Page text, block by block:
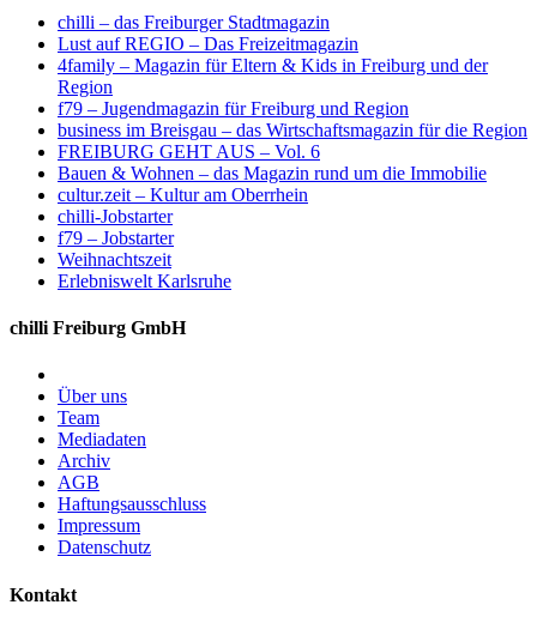
chilli – das Freiburger Stadtmagazin
Lust auf REGIO – Das Freizeitmagazin
4family – Magazin für Eltern & Kids in Freiburg und der
Region
f79 – Jugendmagazin für Freiburg und Region
business im Breisgau – das Wirtschaftsmagazin für die Region
FREIBURG GEHT AUS – Vol. 6
Bauen & Wohnen – das Magazin rund um die Immobilie
cultur.zeit – Kultur am Oberrhein
chilli-Jobstarter
f79 – Jobstarter
Weihnachtszeit
Erlebniswelt Karlsruhe
chilli Freiburg GmbH
Über uns
Team
Mediadaten
Archiv
AGB
Haftungsausschluss
Impressum
Datenschutz
Kontakt